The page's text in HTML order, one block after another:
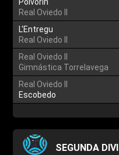
Real Oviedo II
L'Entregu
Real Oviedo II
Real Oviedo II
Gimnástica Torrelavega
Real Oviedo II
Escobedo
SEGUNDA